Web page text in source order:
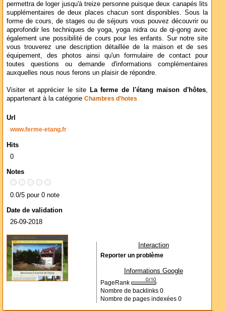
permettra de loger jusqu'à treize personne puisque deux canapés lits
supplémentaires de deux places chacun sont disponibles. Sous la
forme de cours, de stages ou de séjours vous pouvez découvrir ou
approfondir les techniques de yoga, yoga nidra ou de qi-gong avec
également une possibilité de cours pour les enfants. Sur notre site
vous trouverez une description détaillée de la maison et de ses
équipement, des photos ainsi qu'un formulaire de contact pour
toutes questions ou demande d'informations complémentaires
auxquelles nous nous ferons un plaisir de répondre.
Visiter et apprécier le site La ferme de l'étang maison d'hôtes,
appartenant à la catégorie Chambres d'hotes
Url
www.ferme-etang.fr
Hits
0
Notes
0.0/5 pour 0 note
Date de validation
26-09-2018
Interaction
Reporter un problème
Informations Google
PageRank
Nombre de backlinks 0
Nombre de pages indexées 0